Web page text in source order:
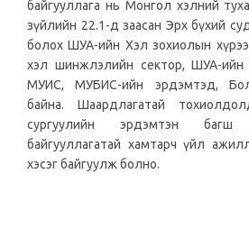
байгууллага нь Монгол хэлний
зүйлийн 22.1-д заасан Эрх бүхий
болох ШУА-ийн Хэл зохиолын
хэл шинжлэлийн сектор, ШУА-ийн
МУИС, МУБИС-ийн эрдэмтэд,
байна. Шаардлагатай
сургуулийн эрдэмтэн багш
байгууллагатай хамтарч үйл
хэсэг байгуулж болно.